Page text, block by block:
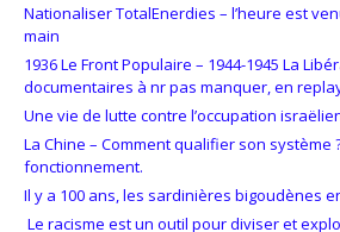
Nationaliser TotalEnerdies – l’heure est
main
1936 Le Front Populaire – 1944-1945 La
documentaires à nr pas manquer, en
Une vie de lutte contre l’occupation
La Chine – Comment qualifier son système
fonctionnement.
Il y a 100 ans, les sardinières bigoudènes
Le racisme est un outil pour diviser et